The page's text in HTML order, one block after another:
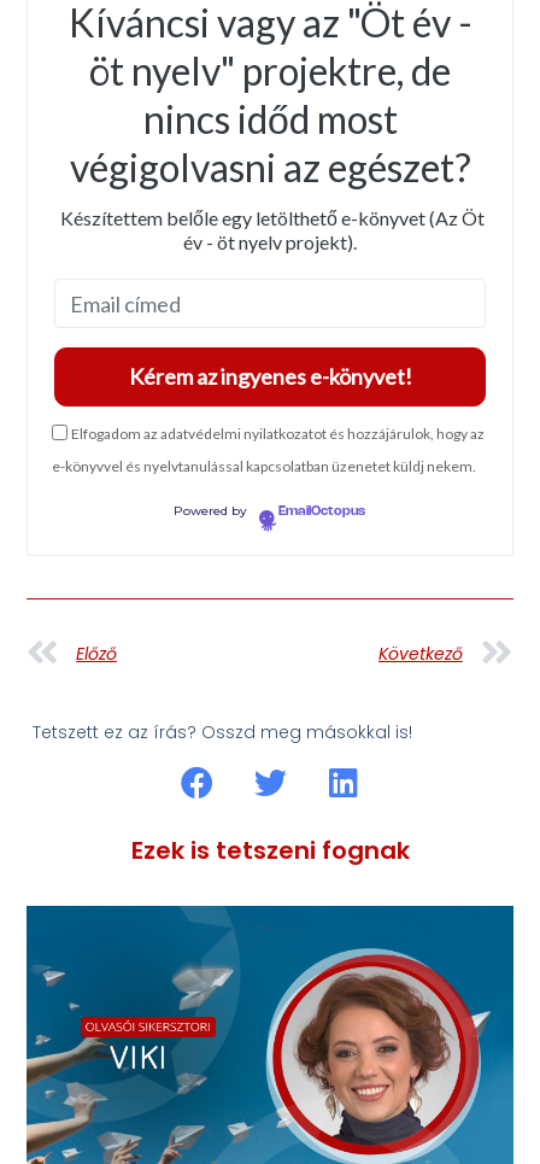
Kíváncsi vagy az "Öt év -
öt nyelv" projektre, de
nincs időd most
végigolvasni az egészet?
Készítettem belőle egy letölthető e-könyvet (Az Öt
év - öt nyelv projekt).
Elfogadom az adatvédelmi nyilatkozatot és hozzájárulok, hogy az
e-könyvvel és nyelvtanulással kapcsolatban üzenetet küldj nekem.
Powered by EmailOctopus
Előző Következő
Tetszett ez az írás? Osszd meg másokkal is!
Ezek is tetszeni fognak